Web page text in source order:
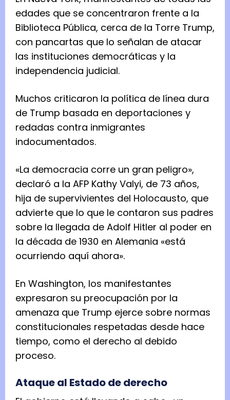
edades que se concentraron frente a la
Biblioteca Pública, cerca de la Torre Trump,
con pancartas que lo señalan de atacar
las instituciones democráticas y la
independencia judicial.
Muchos criticaron la política de línea dura
de Trump basada en deportaciones y
redadas contra inmigrantes
indocumentados.
«La democracia corre un gran peligro»,
declaró a la AFP Kathy Valyi, de 73 años,
hija de supervivientes del Holocausto, que
advierte que lo que le contaron sus padres
sobre la llegada de Adolf Hitler al poder en
la década de 1930 en Alemania «está
ocurriendo aquí ahora».
En Washington, los manifestantes
expresaron su preocupación por la
amenaza que Trump ejerce sobre normas
constitucionales respetadas desde hace
tiempo, como el derecho al debido
proceso.
Ataque al Estado de derecho